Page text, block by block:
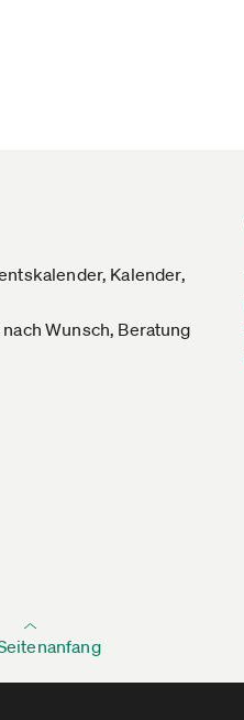
Kalender,
Wunsch, Beratung